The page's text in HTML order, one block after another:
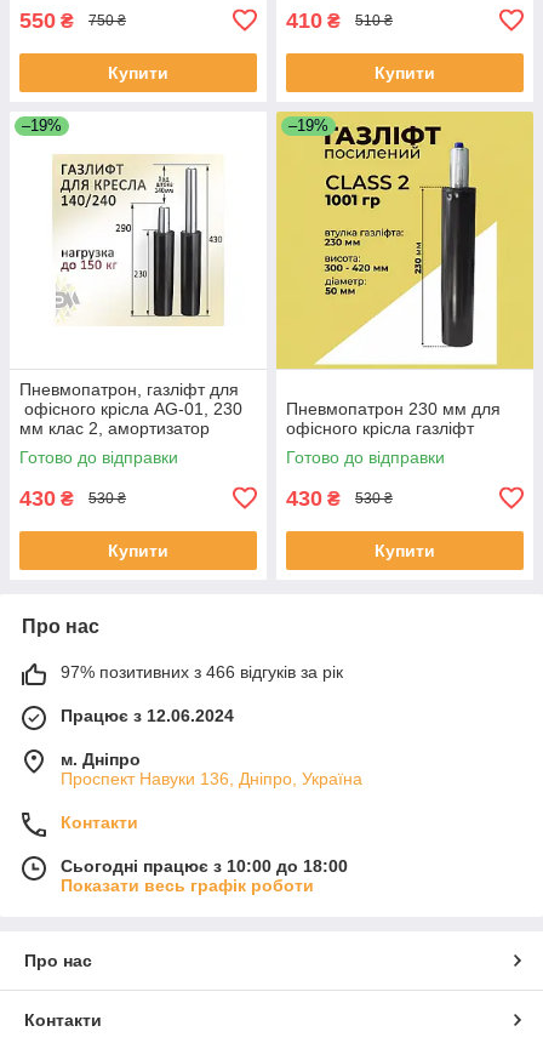
550 ₴ 750 ₴
Купити
410 ₴ 510 ₴
Купити
–19%
Пневмопатрон, газліфт для
офісного крісла AG-01, 230
мм клас 2, амортизатор
комп'ютерного крісла
Готово до відправки
430 ₴ 530 ₴
Купити
–19%
Пневмопатрон 230 мм для
офісного крісла газліфт
Готово до відправки
430 ₴ 530 ₴
Купити
Про нас
97% позитивних з 466 відгуків за рік
Працює з 12.06.2024
м. Дніпро
Проспект Навуки 136, Дніпро, Україна
Контакти
Сьогодні працює з 10:00 до 18:00
Показати весь графік роботи
Про нас
Контакти